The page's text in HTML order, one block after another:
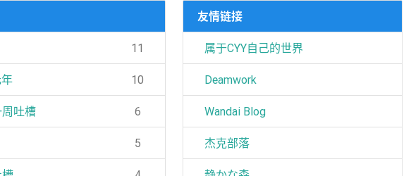
11
10
周吐槽 6
5
友情链接
属于CYY自己的世界
Deamwork
Wandai Blog
杰克部落